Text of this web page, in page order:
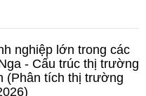
nghiệp lớn trong các
- Cấu trúc thị trường
(Phân tích thị trường